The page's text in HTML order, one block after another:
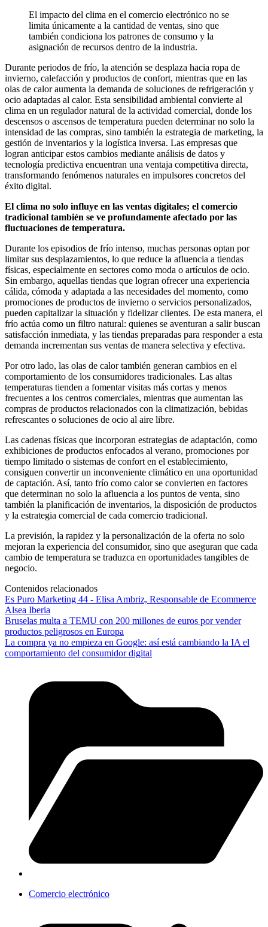
El impacto del clima en el comercio electrónico no se
limita únicamente a la cantidad de ventas, sino que
también condiciona los patrones de consumo y la
asignación de recursos dentro de la industria.
Durante periodos de frío, la atención se desplaza hacia ropa de
invierno, calefacción y productos de confort, mientras que en las
olas de calor aumenta la demanda de soluciones de refrigeración y
ocio adaptadas al calor. Esta sensibilidad ambiental convierte al
clima en un regulador natural de la actividad comercial, donde los
descensos o ascensos de temperatura pueden determinar no solo la
intensidad de las compras, sino también la estrategia de marketing, la
gestión de inventarios y la logística inversa. Las empresas que
logran anticipar estos cambios mediante análisis de datos y
tecnología predictiva encuentran una ventaja competitiva directa,
transformando fenómenos naturales en impulsores concretos del
éxito digital.
El clima no solo influye en las ventas digitales; el comercio
tradicional también se ve profundamente afectado por las
fluctuaciones de temperatura.
Durante los episodios de frío intenso, muchas personas optan por
limitar sus desplazamientos, lo que reduce la afluencia a tiendas
físicas, especialmente en sectores como moda o artículos de ocio.
Sin embargo, aquellas tiendas que logran ofrecer una experiencia
cálida, cómoda y adaptada a las necesidades del momento, como
promociones de productos de invierno o servicios personalizados,
pueden capitalizar la situación y fidelizar clientes. De esta manera, el
frío actúa como un filtro natural: quienes se aventuran a salir buscan
satisfacción inmediata, y las tiendas preparadas para responder a esta
demanda incrementan sus ventas de manera selectiva y efectiva.
Por otro lado, las olas de calor también generan cambios en el
comportamiento de los consumidores tradicionales. Las altas
temperaturas tienden a fomentar visitas más cortas y menos
frecuentes a los centros comerciales, mientras que aumentan las
compras de productos relacionados con la climatización, bebidas
refrescantes o soluciones de ocio al aire libre.
Las cadenas físicas que incorporan estrategias de adaptación, como
exhibiciones de productos enfocados al verano, promociones por
tiempo limitado o sistemas de confort en el establecimiento,
consiguen convertir un inconveniente climático en una oportunidad
de captación. Así, tanto frío como calor se convierten en factores
que determinan no solo la afluencia a los puntos de venta, sino
también la planificación de inventarios, la disposición de productos
y la estrategia comercial de cada comercio tradicional.
La previsión, la rapidez y la personalización de la oferta no solo
mejoran la experiencia del consumidor, sino que aseguran que cada
cambio de temperatura se traduzca en oportunidades tangibles de
negocio.
Contenidos relacionados
Es Puro Marketing 44 - Elisa Ambriz, Responsable de Ecommerce
Alsea Iberia
Bruselas multa a TEMU con 200 millones de euros por vender
productos peligrosos en Europa
La compra ya no empieza en Google: así está cambiando la IA el
comportamiento del consumidor digital
Comercio electrónico